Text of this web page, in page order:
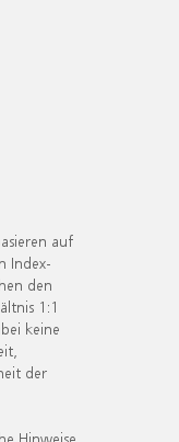
auf
Index-
den
1:1
keine
der